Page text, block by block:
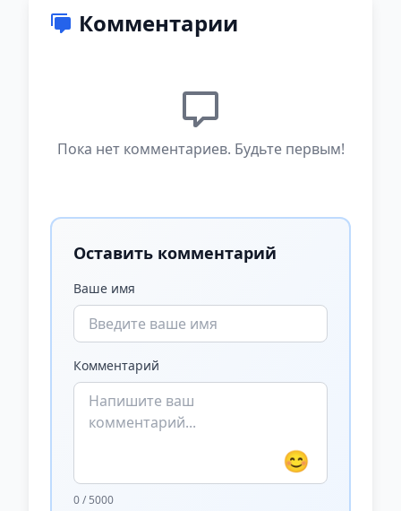
Комментарии
Пока нет комментариев. Будьте первым!
Оставить комментарий
Ваше имя
Комментарий
😊
0 / 5000